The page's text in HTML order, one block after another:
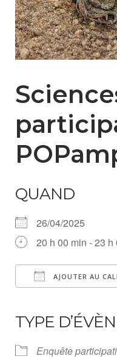
QUAND
26/04/2025
20 h 00 min - 23 h
AJOUTER AU
TYPE
Enquête